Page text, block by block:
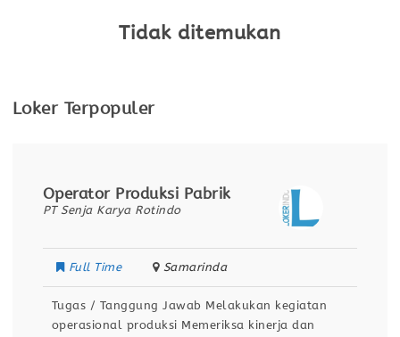
Tidak ditemukan
Loker Terpopuler
Operator Produksi Pabrik
PT Senja Karya Rotindo
Full Time Samarinda
Tugas / Tanggung Jawab Melakukan kegiatan
operasional produksi Memeriksa kinerja dan